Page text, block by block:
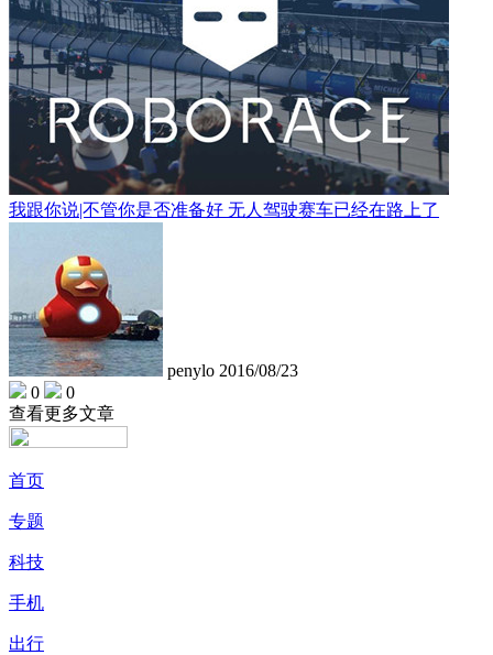
我跟你说|不管你是否准备好 无人驾驶赛车已经在路上了
penylo 2016/08/23
0
0
查看更多文章
首页
专题
科技
手机
出行